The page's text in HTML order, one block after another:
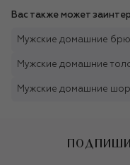
Вас также может
Мужские домашние
Мужские домашние
Мужские домашние